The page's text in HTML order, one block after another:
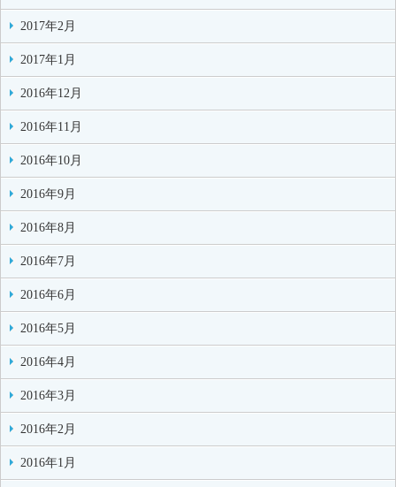
2017年2月
2017年1月
2016年12月
2016年11月
2016年10月
2016年9月
2016年8月
2016年7月
2016年6月
2016年5月
2016年4月
2016年3月
2016年2月
2016年1月